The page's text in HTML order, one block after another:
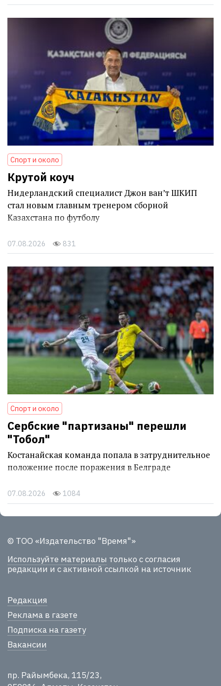
Спорт и около
Крутой коуч
Нидерландский специалист Джон ван’т ШКИП
стал новым главным тренером сборной
Казахстана по футболу
07.08.2026 831
Спорт и около
Сербские "партизаны" перешли
"Тобол"
Костанайская команда попала в затруднительное
положение после поражения в Белграде
07.08.2026 1084
© ТОО «Издательство "Время"»
Используйте материалы только с согласия
редакции и с активной ссылкой на источник
Редакция
Реклама в газете
Подписка на газету
Вакансии
пр. Райымбека, 115/23,